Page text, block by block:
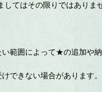
てはその限りではありま
範囲によって★の追加や
できない場合があります。